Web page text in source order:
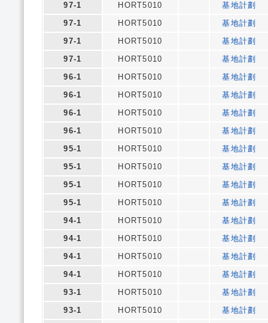
97-1
HORT5010
基地計劃
97-1
HORT5010
基地計劃
97-1
HORT5010
基地計劃
97-1
HORT5010
基地計劃
96-1
HORT5010
基地計劃
96-1
HORT5010
基地計劃
96-1
HORT5010
基地計劃
96-1
HORT5010
基地計劃
95-1
HORT5010
基地計劃
95-1
HORT5010
基地計劃
95-1
HORT5010
基地計劃
95-1
HORT5010
基地計劃
94-1
HORT5010
基地計劃
94-1
HORT5010
基地計劃
94-1
HORT5010
基地計劃
94-1
HORT5010
基地計劃
93-1
HORT5010
基地計劃
93-1
HORT5010
基地計劃